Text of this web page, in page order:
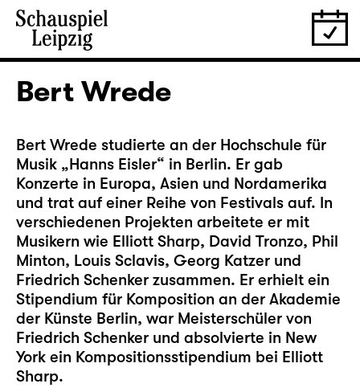
Bert Wrede
Bert Wrede studierte an der Hochschule für
Musik „Hanns Eisler“ in Berlin. Er gab
Konzerte in Europa, Asien und Nordamerika
und trat auf einer Reihe von Festivals auf. In
verschiedenen Projekten arbeitete er mit
Musikern wie Elliott Sharp, David Tronzo, Phil
Minton, Louis Sclavis, Georg Katzer und
Friedrich Schenker zusammen. Er erhielt ein
Stipendium für Komposition an der Akademie
der Künste Berlin, war Meisterschüler von
Friedrich Schenker und absolvierte in New
York ein Kompositionsstipendium bei Elliott
Sharp.